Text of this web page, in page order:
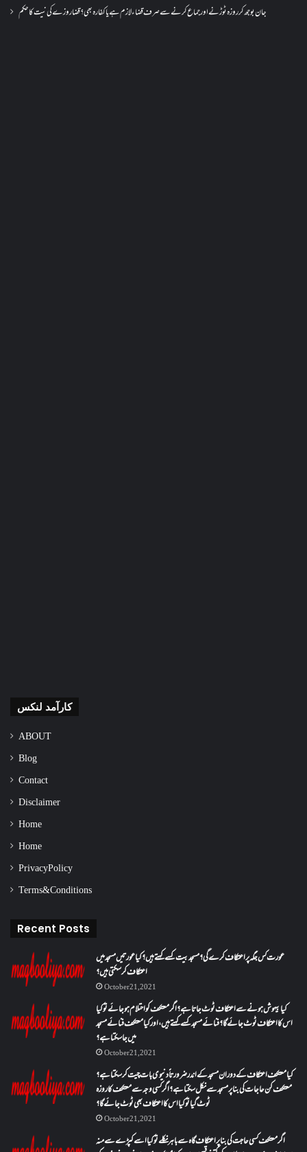
جان بوجھ کر روزہ ٹوڑنے اور جماع کرنے سے صرف قضاء لازم ہے یا کفارہ بھی؟ قضا روزے کی نیت کا حکم
کارآمد لنکس
ABOUT
Blog
Contact
Disclaimer
Home
Home
Privacy Policy
Terms & Conditions
Recent Posts
عورت کس جگہ پر اعتکاف کرے گی؟مسجد بیت کسے کہتے ہیں؟کیا عورتیں مسجد میں
اعتکاف کر سکتی ہیں؟
October 21, 2021
کیا بیہوش ہونے سے اعتکاف ٹوٹ جاتا ہے؟ اگر معتکف کو احتلام ہو جائے تو کیا
اس کا اعتکاف ٹوٹ جائے گا؟فنائے مسجد کسے کہتے ہیں ، اور کیا معتکف فنائے مسجد
میں جا سکتا ہے؟
October 21, 2021
کیا معتکف اعتکاف کے دوران مسجد کے اندر ضرورتاً دنیوی بات چیت کر سکتا ہے؟
معتکف کن حاجات کی بنا پر مسجد سے نکل سکتا ہے؟ اگر کسی وجہ سے معتکف کا روزہ
ٹوٹ گیا تو کیا اس کا اعتکاف بھی ٹوٹ جائے گا؟
October 21, 2021
اگر معتکف کسی حاجت کی بنا پر اعتکاف گاہ سے باہر نکلے تو کیا اسے کپڑے سے منہ